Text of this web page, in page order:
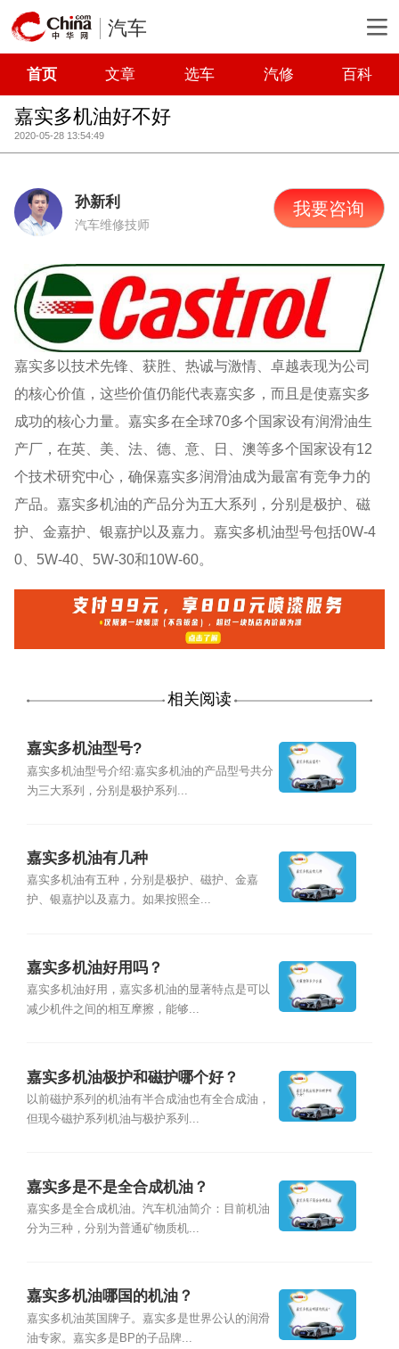
汽车
首页 文章 选车 汽修 百科
嘉实多机油好不好
2020-05-28 13:54:49
孙新利
汽车维修技师
我要咨询
嘉实多以技术先锋、获胜、热诚与激情、卓越表现为公司
的核心价值，这些价值仍能代表嘉实多，而且是使嘉实多
成功的核心力量。嘉实多在全球70多个国家设有润滑油生
产厂，在英、美、法、德、意、日、澳等多个国家设有12
个技术研究中心，确保嘉实多润滑油成为最富有竞争力的
产品。嘉实多机油的产品分为五大系列，分别是极护、磁
护、金嘉护、银嘉护以及嘉力。嘉实多机油型号包括0W-4
0
5W-40 5W-30和10W-60。
相关阅读
嘉实多机油型号?
嘉实多机油型号介绍:嘉实多机油的产品型号共分
为三大系列，分别是极护系列...
嘉实多机油有几种
嘉实多机油有五种，分别是极护、磁护、金嘉
护、银嘉护以及嘉力。如果按照全...
嘉实多机油好用吗？
嘉实多机油好用，嘉实多机油的显著特点是可以
减少机件之间的相互摩擦，能够...
嘉实多机油极护和磁护哪个好？
以前磁护系列的机油有半合成油也有全合成油，
但现今磁护系列机油与极护系列...
嘉实多是不是全合成机油？
嘉实多是全合成机油。汽车机油简介：目前机油
分为三种，分别为普通矿物质机...
嘉实多机油哪国的机油？
嘉实多机油英国牌子。嘉实多是世界公认的润滑
油专家。嘉实多是BP的子品牌...